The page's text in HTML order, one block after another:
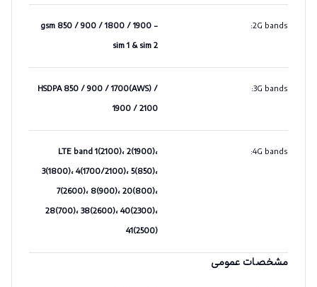
2G bands
:
gsm 850 / 900 / 1800 / 1900 -
sim 1 & sim 2
3G bands
:
HSDPA 850 / 900 / 1700(AWS) /
1900 / 2100
4G bands
:
LTE band 1(2100)، 2(1900)،
3(1800)، 4(1700/2100)، 5(850)،
7(2600)، 8(900)، 20(800)،
28(700)، 38(2600)، 40(2300)،
41(2500)
مشخصات عمومی